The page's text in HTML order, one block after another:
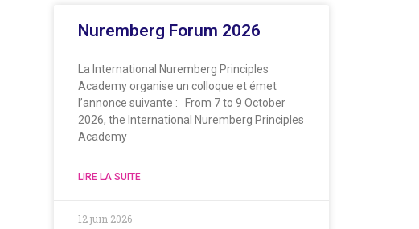
Nuremberg Forum 2026
La International Nuremberg Principles
Academy organise un colloque et émet
l’annonce suivante : From 7 to 9 October
2026, the International Nuremberg Principles
Academy
LIRE LA SUITE
12 juin 2026